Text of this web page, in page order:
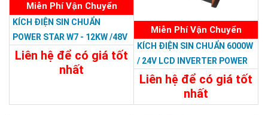
Miễn Phí Vận Chuyển
KÍCH ĐIỆN SIN CHUẨN
POWER STAR W7 - 12KW /48V
Liên hệ để có giá tốt
nhất
Chi Tiết Đặt Mua
Miễn Phí Vận Chuyển
KÍCH ĐIỆN SIN CHUẨN 6000W
/ 24V LCD INVERTER POWER
RP
Liên hệ để có giá tốt
nhất
22.788.000đ